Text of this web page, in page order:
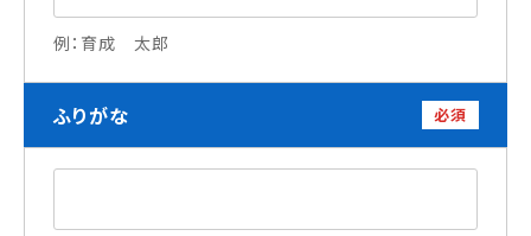
学科紹介
調理学科
製菓学科
Wライセンスコース
（調理&製菓）
例：育成 太郎
ふりがな 必須